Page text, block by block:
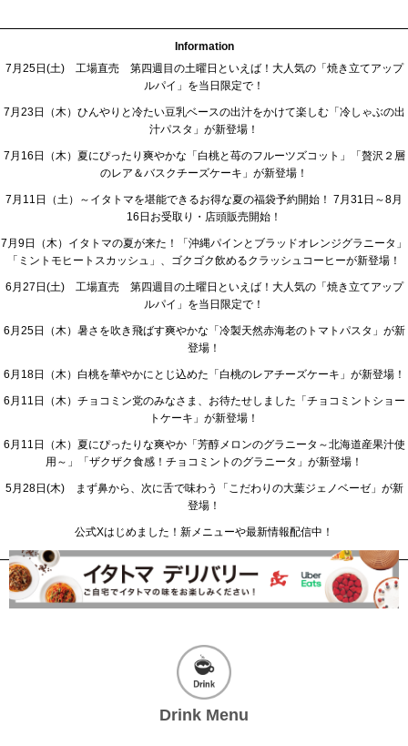
Information
7月25日(土) 工場直売 第四週目の土曜日といえば！大人気の「焼き立てアップ
ルパイ」を当日限定で！
7月23日（木）ひんやりと冷たい豆乳ベースの出汁をかけて楽しむ「冷しゃぶの出
汁パスタ」が新登場！
7月16日（木）夏にぴったり爽やかな「白桃と苺のフルーツズコット」「贅沢２層
のレア＆バスクチーズケーキ」が新登場！
7月11日（土）～イタトマを堪能できるお得な夏の福袋予約開始！ 7月31日～8月
16日お受取り・店頭販売開始！
7月9日（木）イタトマの夏が来た！「沖縄パインとブラッドオレンジグラニータ」
「ミントモヒートスカッシュ」、ゴクゴク飲めるクラッシュコーヒーが新登場！
6月27日(土) 工場直売 第四週目の土曜日といえば！大人気の「焼き立てアップ
ルパイ」を当日限定で！
6月25日（木）暑さを吹き飛ばす爽やかな「冷製天然赤海老のトマトパスタ」が新
登場！
6月18日（木）白桃を華やかにとじ込めた「白桃のレアチーズケーキ」が新登場！
6月11日（木）チョコミン党のみなさま、お待たせしました「チョコミントショー
トケーキ」が新登場！
6月11日（木）夏にぴったりな爽やか「芳醇メロンのグラニータ～北海道産果汁使
用～」「ザクザク食感！チョコミントのグラニータ」が新登場！
5月28日(木) まず鼻から、次に舌で味わう「こだわりの大葉ジェノベーゼ」が新
登場！
公式Xはじめました！新メニューや最新情報配信中！
Drink Menu